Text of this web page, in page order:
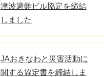
津波避難ビル協定を締結
しました
JAおきなわと災害活動に
関する協定書を締結しま